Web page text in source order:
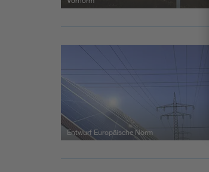
Entwurf Europäische Norm